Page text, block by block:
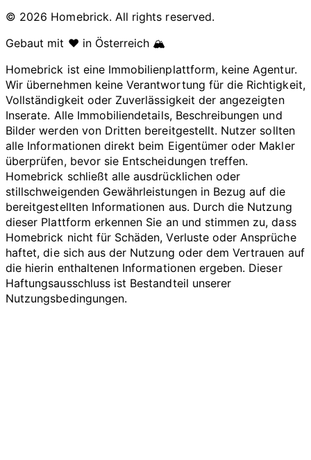
© 2026 Homebrick. All rights reserved.
Gebaut mit ❤️ in Österreich 🏔️
Homebrick ist eine Immobilienplattform, keine Agentur.
Wir übernehmen keine Verantwortung für die Richtigkeit,
Vollständigkeit oder Zuverlässigkeit der angezeigten
Inserate. Alle Immobiliendetails, Beschreibungen und
Bilder werden von Dritten bereitgestellt. Nutzer sollten
alle Informationen direkt beim Eigentümer oder Makler
überprüfen, bevor sie Entscheidungen treffen.
Homebrick schließt alle ausdrücklichen oder
stillschweigenden Gewährleistungen in Bezug auf die
bereitgestellten Informationen aus. Durch die Nutzung
dieser Plattform erkennen Sie an und stimmen zu, dass
Homebrick nicht für Schäden, Verluste oder Ansprüche
haftet, die sich aus der Nutzung oder dem Vertrauen auf
die hierin enthaltenen Informationen ergeben. Dieser
Haftungsausschluss ist Bestandteil unserer
Nutzungsbedingungen.